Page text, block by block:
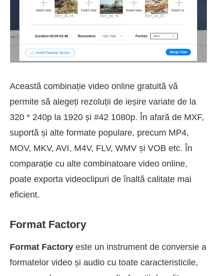
Această combinație video online gratuită vă
permite să alegeți rezoluții de ieșire variate de la
320 * 240p la 1920 și #42 1080p. În afară de MXF,
suportă și alte formate populare, precum MP4,
MOV, MKV, AVI, M4V, FLV, WMV și VOB etc. În
comparație cu alte combinatoare video online,
poate exporta videoclipuri de înaltă calitate mai
eficient.
Format Factory
Format Factory este un instrument de conversie a
formatelor video și audio cu toate caracteristicile,